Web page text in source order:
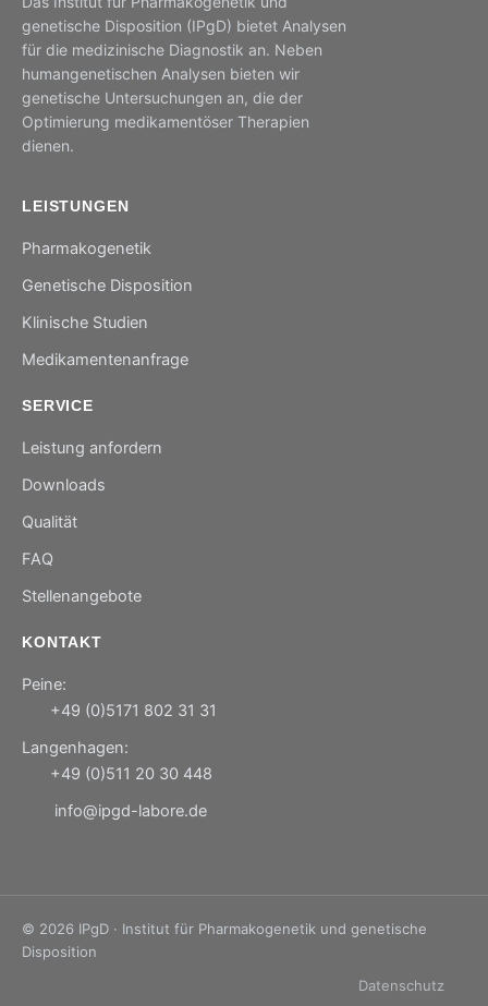
genetische Disposition (IPgD) bietet Analysen
für die medizinische Diagnostik an. Neben
humangenetischen Analysen bieten wir
genetische Untersuchungen an, die der
Optimierung medikamentöser Therapien
dienen.
LEISTUNGEN
Pharmakogenetik
Genetische Disposition
Klinische Studien
Medikamentenanfrage
SERVICE
Leistung anfordern
Downloads
Qualität
FAQ
Stellenangebote
KONTAKT
Peine:
+49 (0)5171 802 31 31
Langenhagen:
+49 (0)511 20 30 448
info@ipgd-labore.de
© 2026 IPgD · Institut für Pharmakogenetik und genetische
Disposition
Datenschutz